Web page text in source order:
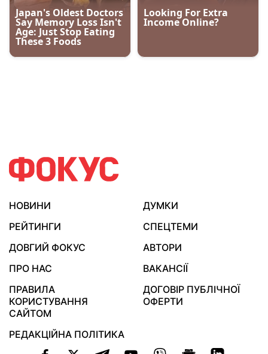
НОВИНИ
ДУМКИ
РЕЙТИНГИ
СПЕЦТЕМИ
ДОВГИЙ ФОКУС
АВТОРИ
ПРО НАС
ВАКАНСІЇ
ПРАВИЛА
КОРИСТУВАННЯ
САЙТОМ
ДОГОВІР ПУБЛІЧНОЇ
ОФЕРТИ
РЕДАКЦІЙНА ПОЛІТИКА